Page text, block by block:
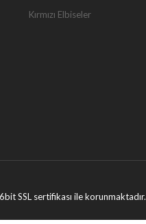
Kırmızı Elbiseler
SSL sertifikası ile korunmaktadır.